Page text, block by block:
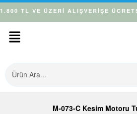
1.800 TL VE ÜZERİ ALIŞVERİŞE
M-073-C Kesim Motoru